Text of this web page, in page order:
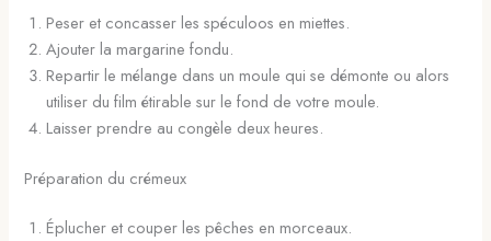
Peser et concasser les spéculoos en miettes.
Ajouter la margarine fondu.
Repartir le mélange dans un moule qui se démonte ou alors
utiliser du film étirable sur le fond de votre moule.
Laisser prendre au congèle deux heures.
Préparation du crémeux
Éplucher et couper les pêches en morceaux.